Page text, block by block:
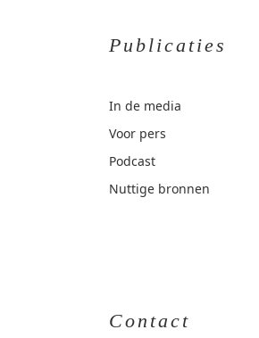
Publicaties
In de media
Voor pers
Podcast
Nuttige bronnen
Contact